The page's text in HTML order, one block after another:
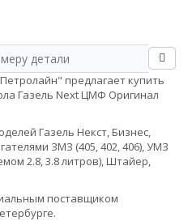
предлагает купить
Газель Next ЦМФ Оригинал
Газель Некст, Бизнес,
ЗМЗ (405, 402, 406), УМЗ
2.8, 3.8 литров), Штайер,
поставщиком